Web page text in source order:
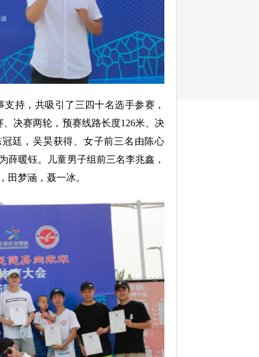
持，共吸引了三四十名选手参赛，
决赛两轮，预赛线路长度126米、决
廷，吴昊获得、女子前三名由陈心
薛暖钰。儿童男子组前三名李兆鑫，
田梦涵，聂一冰。